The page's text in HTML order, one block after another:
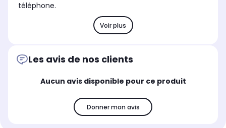
téléphone.
Voir plus
Les avis de nos clients
Aucun avis disponible pour ce produit
Donner mon avis